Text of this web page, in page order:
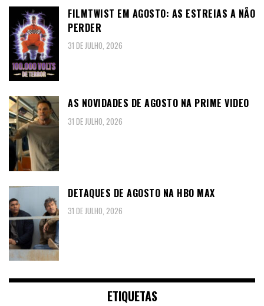
FILMTWIST EM AGOSTO: AS ESTREIAS A NÃO
PERDER
31 DE JULHO, 2026
AS NOVIDADES DE AGOSTO NA PRIME VIDEO
31 DE JULHO, 2026
DETAQUES DE AGOSTO NA HBO MAX
31 DE JULHO, 2026
ETIQUETAS